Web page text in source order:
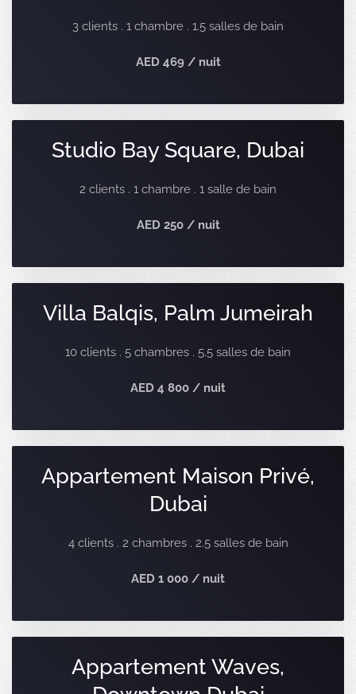
3 clients . 1 chambre . 1.5 salles de bain
AED 469 / nuit
Studio Bay Square, Dubai
2 clients . 1 chambre . 1 salle de bain
AED 250 / nuit
Villa Balqis, Palm Jumeirah
10 clients . 5 chambres . 5.5 salles de bain
AED 4 800 / nuit
Appartement Maison Privé,
Dubai
4 clients . 2 chambres . 2.5 salles de bain
AED 1 000 / nuit
Appartement Waves,